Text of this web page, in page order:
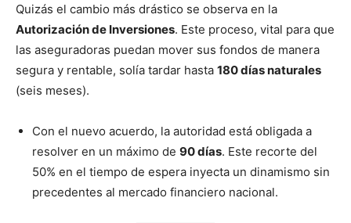
Quizás el cambio más drástico se observa en la
Autorización de Inversiones. Este proceso, vital para que
las aseguradoras puedan mover sus fondos de manera
segura y rentable, solía tardar hasta 180 días naturales
(seis meses).
Con el nuevo acuerdo, la autoridad está obligada a
resolver en un máximo de 90 días. Este recorte del
50% en el tiempo de espera inyecta un dinamismo sin
precedentes al mercado financiero nacional.